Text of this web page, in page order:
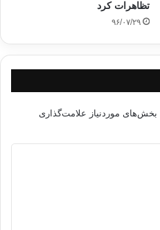
تظاهرات کرد
۹۶/۰۷/۲۹
بخش‌های موردنیاز علامت‌گذاری